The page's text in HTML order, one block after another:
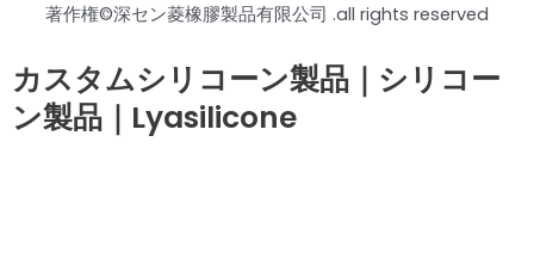
著作権©深セン菱橡膠製品有限公司 .all rights reserved
カスタムシリコーン製品｜シリコー
ン製品｜Lyasilicone